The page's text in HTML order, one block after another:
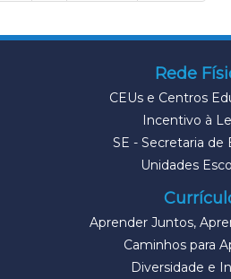
Rede
CEUs e Centros
Incentivo à
SE - Secretaria de
Unidades
Aprender Juntos,
Caminhos para
Diversidade e